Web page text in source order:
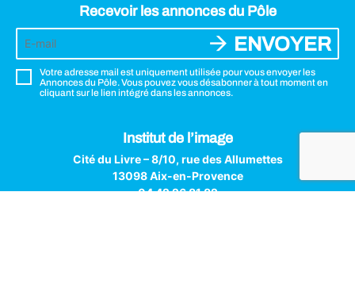
Recevoir les annonces du Pôle
Votre adresse mail est uniquement utilisée pour vous envoyer les
Annonces du Pôle. Vous pouvez vous désabonner à tout moment en
cliquant sur le lien intégré dans les annonces.
ENVOYER
Institut de l’image
Cité du Livre – 8/10, rue des Allumettes
13098 Aix-en-Provence
04 42 26 81 82